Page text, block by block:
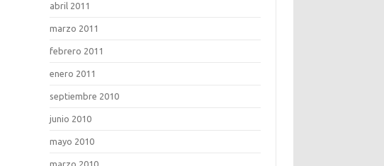
abril 2011
marzo 2011
febrero 2011
enero 2011
septiembre 2010
junio 2010
mayo 2010
marzo 2010